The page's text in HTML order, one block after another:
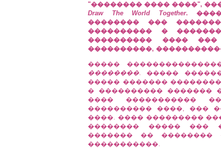
"�������� ���� ����",
Draw The World Together.
�������� ���
���������� �
���������� ����
����������,
�����
��������. �����
����� �������
� ���������� �������
���� �����������
���������� ����, ���
����. ���� ���������
�������� ����� ���
������� ��
�����������.